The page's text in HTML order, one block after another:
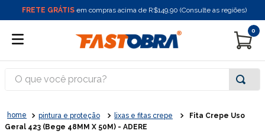
FRETE GRÁTIS em compras acima de R$149,90 (Consulte as regiões)
0
O que você procura?
pintura e proteção lixas e fitas crepe
Fita Crepe Uso
Geral 423 (Bege 48MM X 50M) - ADERE